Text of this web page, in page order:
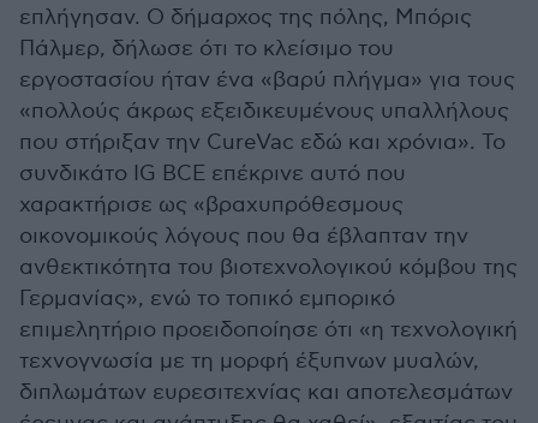
επλήγησαν. Ο δήμαρχος της πόλης, Μπόρις
Πάλμερ, δήλωσε ότι το κλείσιμο του
εργοστασίου ήταν ένα «βαρύ πλήγμα» για τους
«πολλούς άκρως εξειδικευμένους υπαλλήλους
που στήριξαν την CureVac εδώ και χρόνια». Το
συνδικάτο IG BCE επέκρινε αυτό που
χαρακτήρισε ως «βραχυπρόθεσμους
οικονομικούς λόγους που θα έβλαπταν την
ανθεκτικότητα του βιοτεχνολογικού κόμβου της
Γερμανίας», ενώ το τοπικό εμπορικό
επιμελητήριο προειδοποίησε ότι «η τεχνολογική
τεχνογνωσία με τη μορφή έξυπνων μυαλών,
διπλωμάτων ευρεσιτεχνίας και αποτελεσμάτων